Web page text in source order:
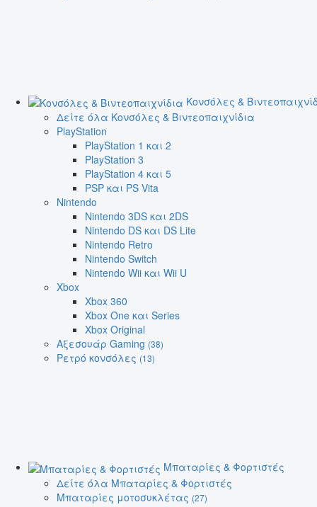
Κονσόλες &
Δείτε όλα Κονσόλες & Βιντεοπαιχνίδια
PlayStation
PlayStation 1 και 2
PlayStation 3
PlayStation 4 και 5
PSP και PS Vita
Nintendo
Nintendo 3DS και 2DS
Nintendo DS και DS Lite
Nintendo Retro
Nintendo Switch
Nintendo Wii και Wii U
Xbox
Xbox 360
Xbox One και Series
Xbox Original
Αξεσουάρ Gaming (38)
Ρετρό κονσόλες (13)
Μπαταρίες & Φορτιστές
Δείτε όλα Μπαταρίες & Φορτιστές
Μπαταρίες μοτοσυκλέτας (27)